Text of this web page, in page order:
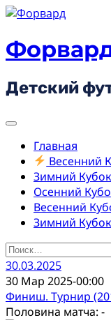
Skip
content
Детский
Главная
Весенний
Зимний
Осенний
Весенний
Зимний
Найти:
30.03.2025
30 Мар 2025-00:00
Финиш. Турнир
Половина матча: -